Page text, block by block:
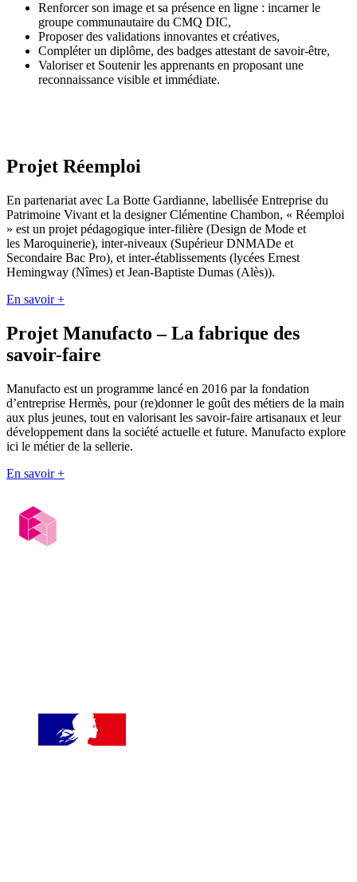
Renforcer son image et sa présence en ligne : incarner le
groupe communautaire du CMQ DIC,
Proposer des validations innovantes et créatives,
Compléter un diplôme, des badges attestant de savoir-être,
Valoriser et Soutenir les apprenants en proposant une
reconnaissance visible et immédiate.
Projet Réemploi
En partenariat avec La Botte Gardianne, labellisée Entreprise du
Patrimoine Vivant et la designer Clémentine Chambon, « Réemploi
» est un projet pédagogique inter-filière (Design de Mode et
les Maroquinerie), inter-niveaux (Supérieur DNMADe et
Secondaire Bac Pro), et inter-établissements (lycées Ernest
Hemingway (Nîmes) et Jean-Baptiste Dumas (Alès)).
En savoir +
Projet Manufacto – La fabrique des
savoir-faire
Manufacto est un programme lancé en 2016 par la fondation
d’entreprise Hermès, pour (re)donner le goût des métiers de la main
aux plus jeunes, tout en valorisant les savoir-faire artisanaux et leur
développement dans la société actuelle et future. Manufacto explore
ici le métier de la sellerie.
En savoir +